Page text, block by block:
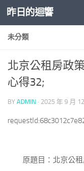
Skip to content
昨日的迴響
未分類
北京公租房政
心得32;
BY ADMIN · 2025 年 9 月
原題目：北京公租